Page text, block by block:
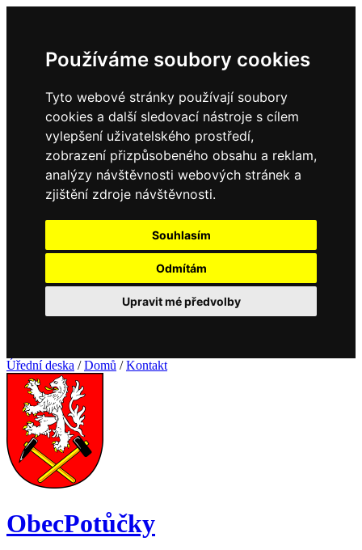
Používáme soubory cookies
Tyto webové stránky používají soubory
cookies a další sledovací nástroje s cílem
vylepšení uživatelského prostředí,
zobrazení přizpůsobeného obsahu a reklam,
analýzy návštěvnosti webových stránek a
zjištění zdroje návštěvnosti.
Souhlasím
Odmítám
Upravit mé předvolby
Úřední deska / Domů / Kontakt
ObecPotůčky